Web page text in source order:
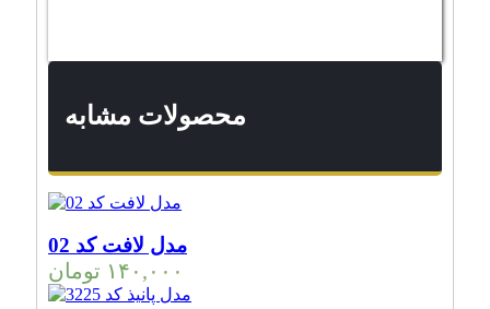
محصولات مشابه
مدل لافت کد 02
۱۴۰,۰۰۰ تومان